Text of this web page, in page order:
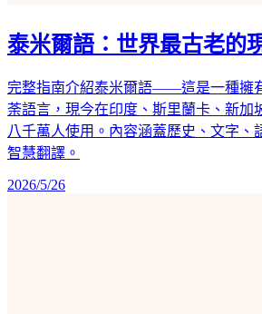
泰米爾語：世界最古老的
完整指南介紹泰米爾語——這是一種擁
荼語言，現今在印度、斯里蘭卡、新加
八千萬人使用。內容涵蓋歷史、文字、
智慧翻譯。
2026/5/26